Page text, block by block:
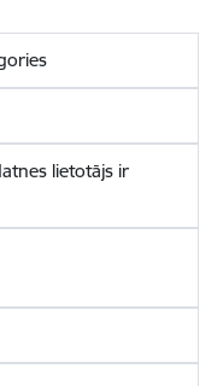
lietotājs ir